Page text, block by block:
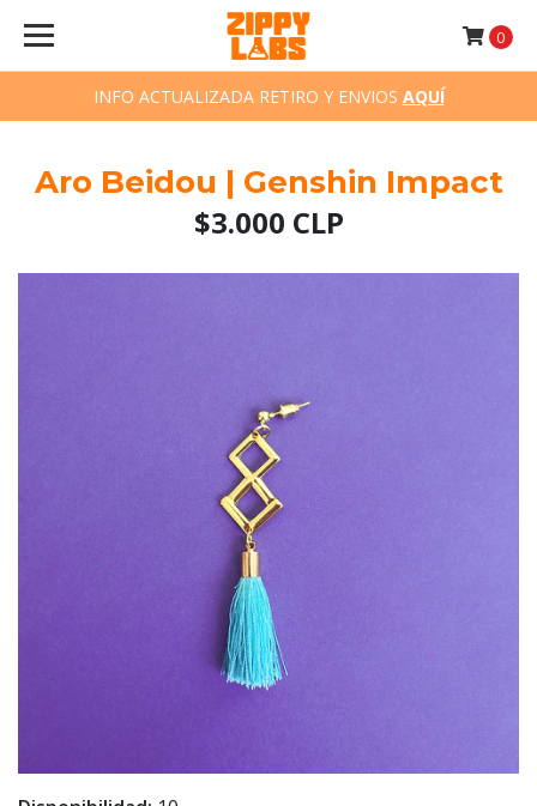
INFO ACTUALIZADA RETIRO Y ENVIOS AQUÍ
0
Aro Beidou | Genshin Impact
$3.000 CLP